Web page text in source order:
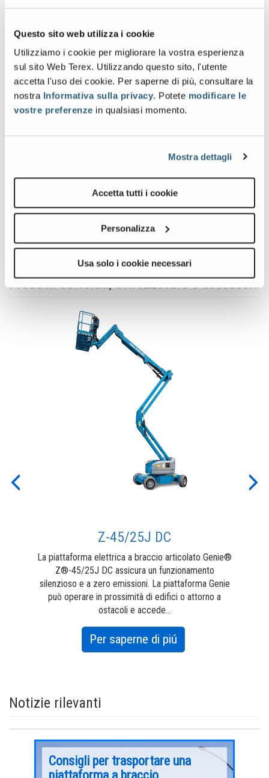
Questo sito web utilizza i cookie
Utilizziamo i cookie per migliorare la vostra esperienza
sul sito Web Terex. Utilizzando questo sito, l'utente
accetta l'uso dei cookie. Per saperne di più, consultare la
nostra Informativa sulla privacy. Potete modificare le
vostre preferenze in qualsiasi momento.
Mostra dettagli
Accetta tutti i cookie
Personalizza
Usa solo i cookie necessari
Galleria immagini e video
Prodotti correlati, attrezzature e accessori
Previous
Z-45/25J DC
La piattaforma elettrica a braccio articolato Genie®
Z®-45/25J DC assicura un funzionamento
silenzioso e a zero emissioni. La piattaforma Genie
può operare in prossimità di edifici o attorno a
ostacoli e accede...
Per saperne di piúabout
Z-
Notizie rilevanti
Consigli per trasportare una